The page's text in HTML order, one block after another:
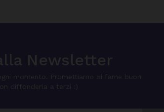
Newsletter
momento. Promettiamo di farne buon
diffonderla a terzi :)